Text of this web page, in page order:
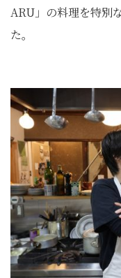
ARU」の料理を特別
た。